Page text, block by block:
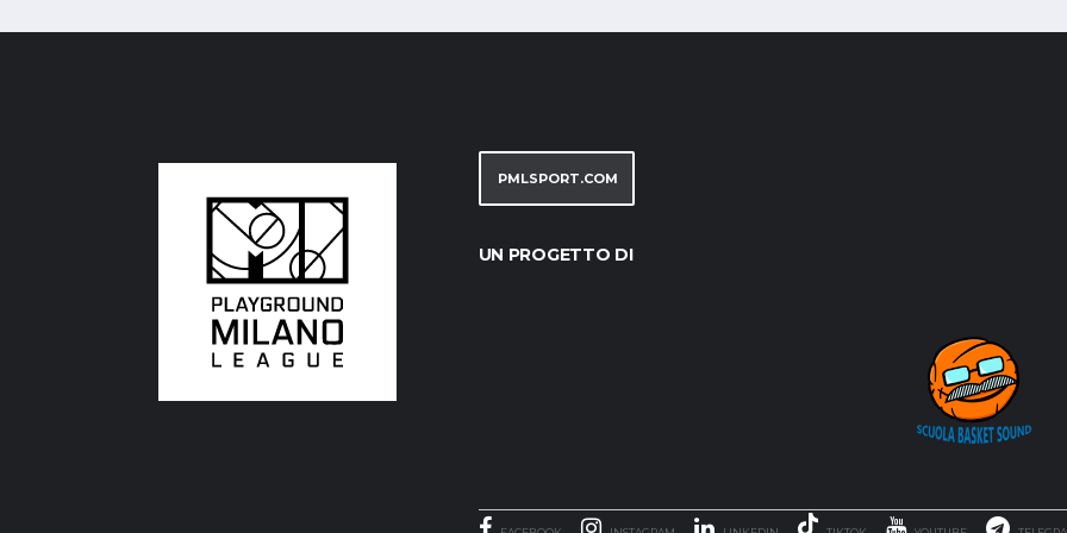
PMLSPORT.COM
UN PROGETTO DI